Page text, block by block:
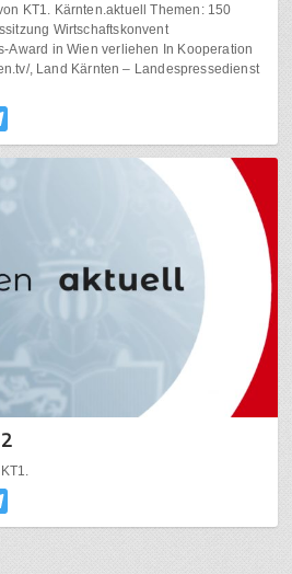
KT1. Kärnten.aktuell Themen: 150
Wirtschaftskonvent
Award in Wien verliehen In Kooperation
, Land Kärnten – Landespressedienst